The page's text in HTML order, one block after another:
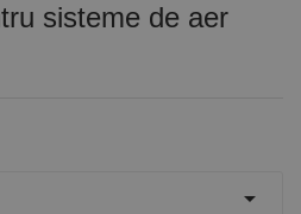
sisteme de aer
